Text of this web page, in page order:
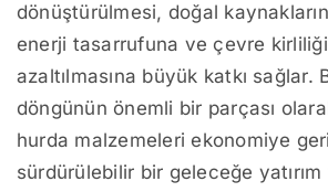
dönüştürülmesi, doğal
enerji tasarrufuna ve çevre
azaltılmasına büyük katkı sağlar.
döngünün önemli bir parçası
hurda malzemeleri ekonomiye
sürdürülebilir bir geleceğe yatırım